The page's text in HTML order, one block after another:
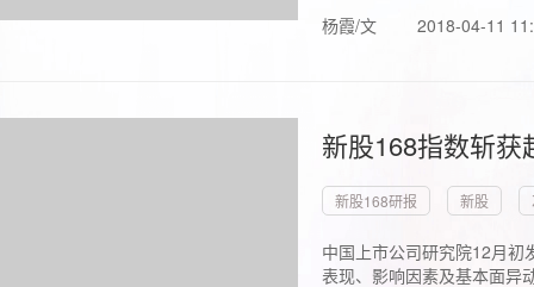
杨霞/文 2018-04-11
新股168指数斩
新股168研报 新股
中国上市公司研究院12月初
表现、影响因素及基本面异